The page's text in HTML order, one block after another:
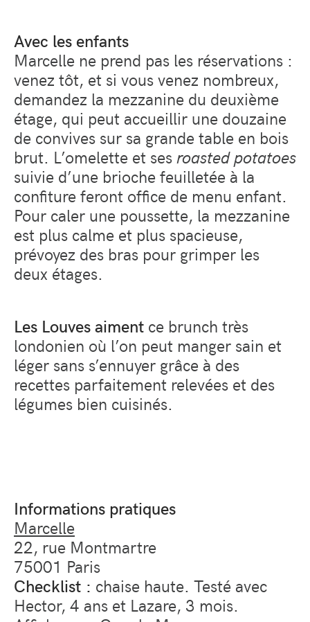
Avec les enfants
Marcelle ne prend pas les réservations :
venez tôt, et si vous venez nombreux,
demandez la mezzanine du deuxième
étage, qui peut accueillir une douzaine
de convives sur sa grande table en bois
brut. L’omelette et ses roasted potatoes
suivie d’une brioche feuilletée à la
confiture feront office de menu enfant.
Pour caler une poussette, la mezzanine
est plus calme et plus spacieuse,
prévoyez des bras pour grimper les
deux étages.
Les Louves aiment ce brunch très
londonien où l’on peut manger sain et
léger sans s’ennuyer grâce à des
recettes parfaitement relevées et des
légumes bien cuisinés.
Informations pratiques
Marcelle
22, rue Montmartre
75001 Paris
Checklist : chaise haute. Testé avec
Hector, 4 ans et Lazare, 3 mois.